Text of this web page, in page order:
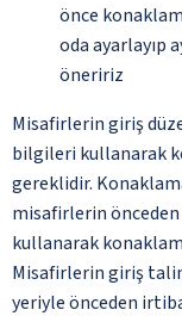
önce
oda ayarlayıp
öneririz
Misafirlerin giriş
bilgileri kullanarak
gereklidir.
misafirlerin
kullanarak
Misafirlerin giriş
yeriyle önceden